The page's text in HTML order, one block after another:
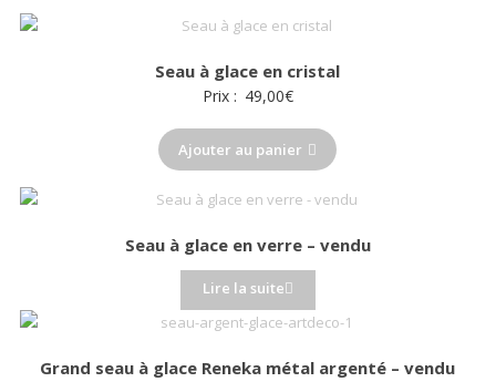
ancien
Seau à glace en cristal
Prix : 49,00€
Ajouter au panier
Seau à glace en verre – vendu
Lire la suite
Grand seau à glace Reneka métal argenté – vendu